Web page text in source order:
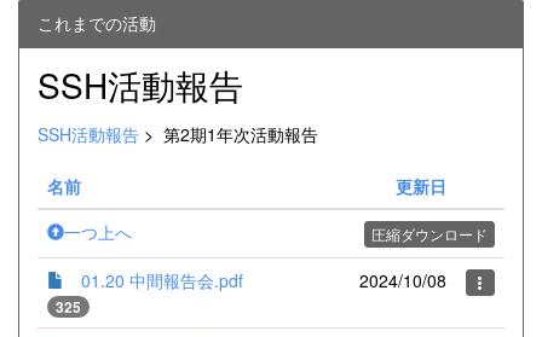
これまでの活動
SSH活動報告
SSH活動報告 > 第2期1年次活動報告
名前
更新日
一つ上へ
圧縮ダウンロード
01.20 中間報告会.pdf
325
2024/10/08